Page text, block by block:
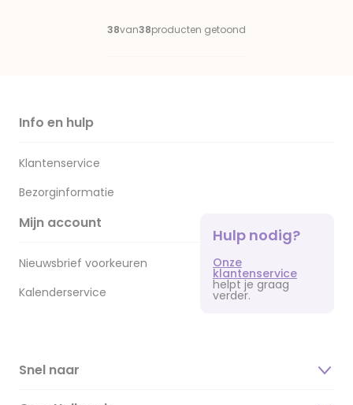
38van38producten getoond
Info en hulp
Klantenservice
Bezorginformatie
Mijn account
Nieuwsbrief voorkeuren
Kalenderservice
Hulp nodig?
Onze
klantenservice
helpt je graag
verder.
Snel naar